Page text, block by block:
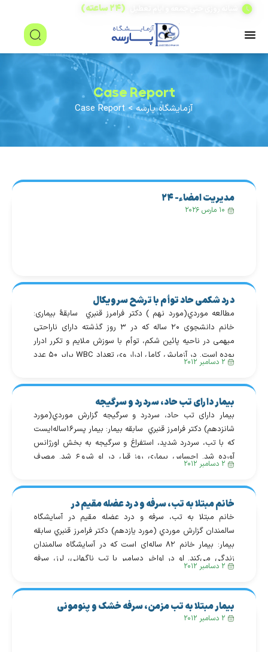
(۲۴ ساعته)
Case Report
آزمایشگاه پارسه>
Case Report
مدیریت امضاء- ۲۴
۱۰ مارس ۲۰۲۶
درد شکمی حاد توأم با ترشح سرویکال
مطالعه موردي(مورد نهم ) دكتر فرامرز قنبري سابقهٔ بیماری:
خانم دانشجوی ۲۰ ساله که در ۳ روز گذشته دارای ناراحتی
مبهمی در ناحیه پائین شکم، توأم با سوزش ملایم و تکرر ادرار
بوده است. در آزمایش کامل ادرار وی تعداد WBC برابر ۵۰ عدد
ادرار […]
۲ دسامبر ۲۰۱۲
بیمار دارای تب حاد، سردرد و سرگیجه
بیمار دارای تب حاد، سردرد و سرگیجه گزارش موردي(مورد
شانزدهم) دكتر فرامرز قنبري سابقه بیمار: بیمار پسر۱۶ساله‌ایست
که با تب، سردرد شدید، استفراغ و سرگیجه به بخش اورژانس
آورده شد. احساس بیماری روز قبل در او شروع شد. مصرف
هرگونه داروی غیرمجاز و غیرقانونی و ایجاد جراحت در سر
هنگام بازی ورزشی و یا ضربه […]
۲ دسامبر ۲۰۱۲
خانم مبتلا به تب، سرفه و درد عضله مقیم در
آسایشگاه سالمندان
خانم مبتلا به تب، سرفه و درد عضله مقیم در آسایشگاه
سالمندان گزارش موردي (مورد یازدهم) دكتر فرامرز قنبري سابقه
بیمار: بیمار خانم ۸۲ ساله‌ای است که در آسایشگاه سالمندان
زندگی می‌کند. او در اواخر دسامبر با تب ناگهانی، لرز، سرفه
خشک، درد شدید عضلانی و سردرد به اورژانس مراجعه کرده
است. بیمار در ایام […]
۲ دسامبر ۲۰۱۲
بیمار مبتلا به تب مزمن، سرفه خشک و پنومونی
۲ دسامبر ۲۰۱۲